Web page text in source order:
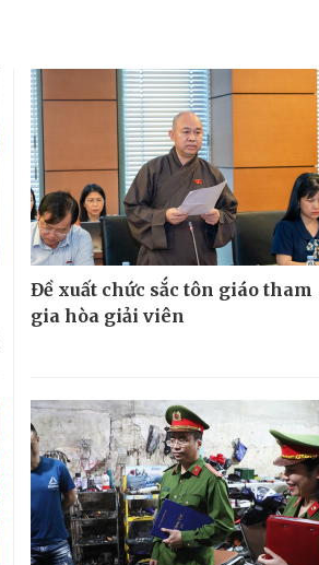
Đề xuất chức sắc tôn giáo tham
gia hòa giải viên